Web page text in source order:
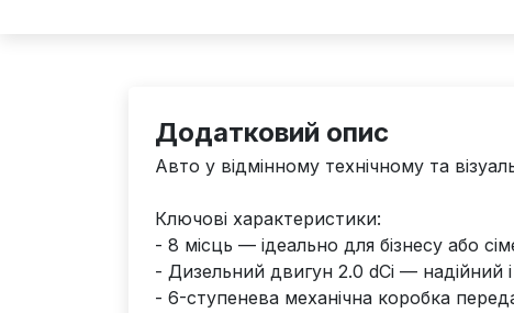
Додатковий опис
Авто у відмінному технічному та
Ключові характеристики:
- 8 місць — ідеально для бізнесу або
- Дизельний двигун 2.0 dCi — надійний
- 6-ступенева механічна коробка